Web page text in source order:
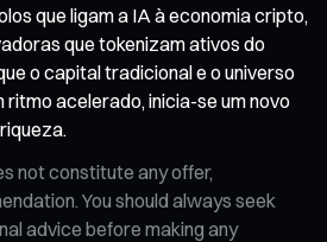
que ligam a IA à economia cripto,
que tokenizam ativos do
o capital tradicional e o universo
acelerado, inicia-se um novo
not constitute any offer,
You should always seek
advice before making any